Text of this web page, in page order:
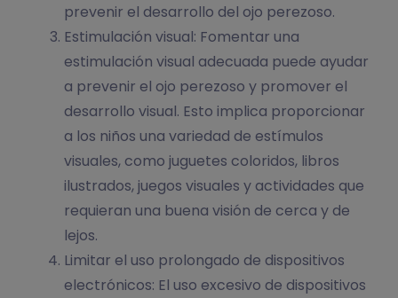
prevenir el desarrollo del ojo perezoso.
Estimulación visual: Fomentar una
estimulación visual adecuada puede ayudar
a prevenir el ojo perezoso y promover el
desarrollo visual. Esto implica proporcionar
a los niños una variedad de estímulos
visuales, como juguetes coloridos, libros
ilustrados, juegos visuales y actividades que
requieran una buena visión de cerca y de
lejos.
Limitar el uso prolongado de dispositivos
electrónicos: El uso excesivo de dispositivos